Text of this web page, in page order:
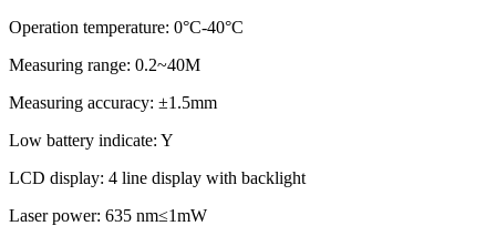
Operation temperature: 0°C-40°C
Measuring range: 0.2~40M
Measuring accuracy: ±1.5mm
Low battery indicate: Y
LCD display: 4 line display with backlight
Laser power: 635 nm≤1mW